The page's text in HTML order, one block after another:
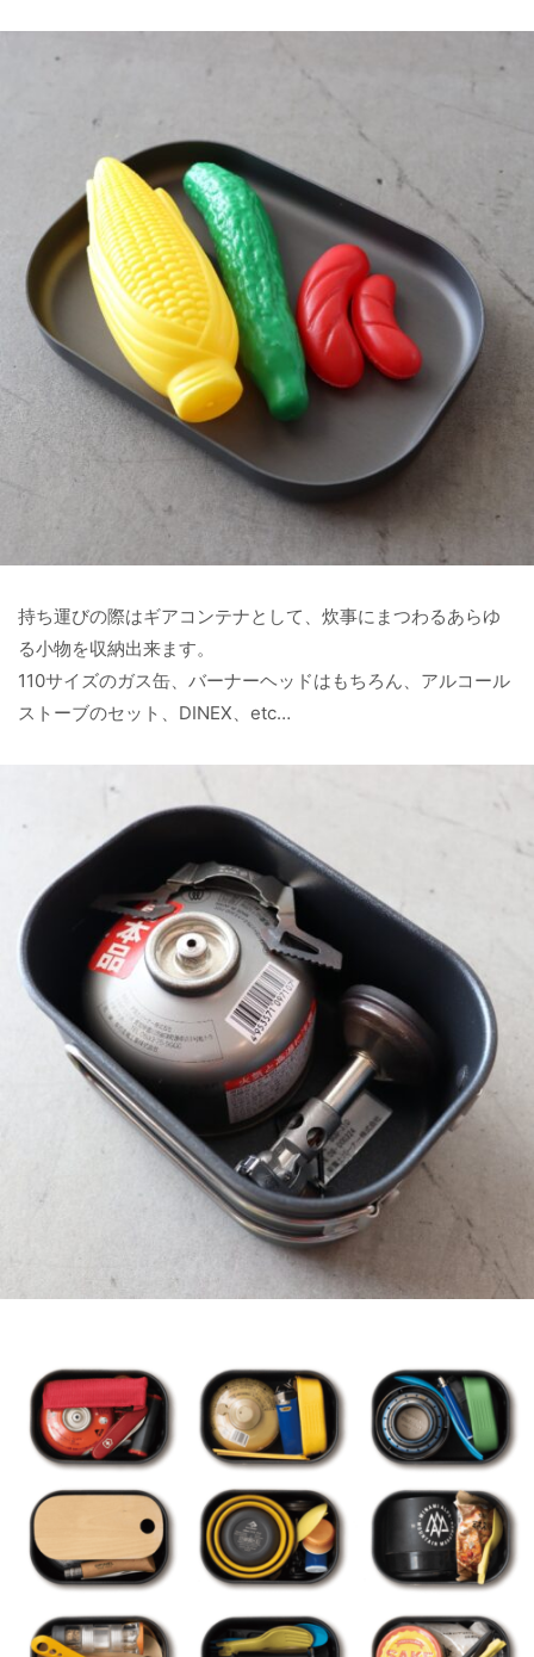
持ち運びの際はギアコンテナとして、炊事にまつわるあらゆ
る小物を収納出来ます。
110サイズのガス缶、バーナーヘッドはもちろん、アルコール
ストーブのセット、DINEX、etc…